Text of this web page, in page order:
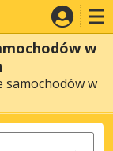
w
samochodów w